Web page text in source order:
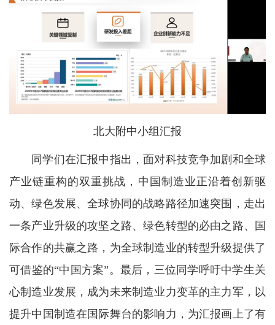
北大附中小组汇报
同学们在汇报中指出，面对科技竞争加剧和全球
产业链重构的双重挑战，中国制造业正沿着创新驱
动、绿色发展、全球协同的战略路径加速突围，走出
一条产业升级的攻坚之路、绿色转型的必由之路、国
际合作的共赢之路，为全球制造业的转型升级提供了
可借鉴的“中国方案”。最后，三位同学呼吁中学生关
心制造业发展，成为未来制造业力变革的主力军，以
提升中国制造在国际舞台的影响力，为汇报画上了有